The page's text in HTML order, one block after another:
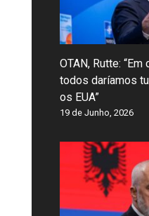
OTAN, Rutte:
todos daríamos
os EUA”
19 de Junho, 2026